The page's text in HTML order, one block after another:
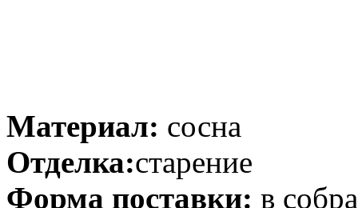
Материал: сосна
Отделка:старение
Форма поставки: в